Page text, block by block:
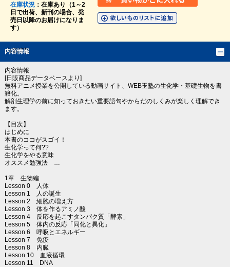
在庫状況：在庫あり（1～2
日で出荷、新刊の場合、発
売日以降のお届けになりま
す）
内容情報
内容情報
[日販商品データベースより]
無料アニメ授業を公開している動画サイト、WEB玉塾の生化学・基礎生物を書
籍化。
解剖生理学の前に知っておきたい重要語句やからだのしくみが楽しく理解でき
ます。
【目次】
はじめに
本書のココがスゴイ！
生化学って何??
生化学をやる意味
オススメ勉強法 …
1章 生物編
Lesson 0 人体
Lesson 1 人の誕生
Lesson 2 細胞の増え方
Lesson 3 体を作るアミノ酸
Lesson 4 反応を起こすタンパク質「酵素」
Lesson 5 体内の反応「同化と異化」
Lesson 6 呼吸とエネルギー
Lesson 7 免疫
Lesson 8 内臓
Lesson 10 血液循環
Lesson 11 DNA